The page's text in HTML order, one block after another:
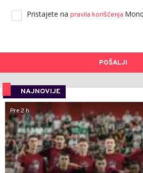
Pristajete na pravila korišćenja
POŠALJI
NAJNOVIJE
Pre 2 h